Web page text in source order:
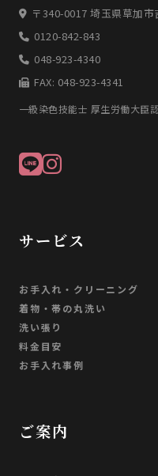
〒340-0017 埼玉県草加
0120-842-843
048-923-4340
FAX: 048-923-4341
一級染色技能士 厚生労働大臣
サービス
お手入れ・クリーニング
着物・帯の丸洗い
洗い張り
料金目安
お手入れ事例
ご案内